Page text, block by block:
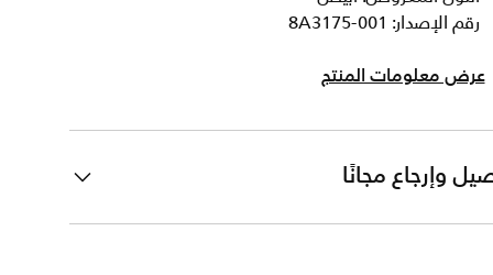
رقم الإصدار: 8A3175-001
عرض معلومات المنتج
وإرجاع مجانًا